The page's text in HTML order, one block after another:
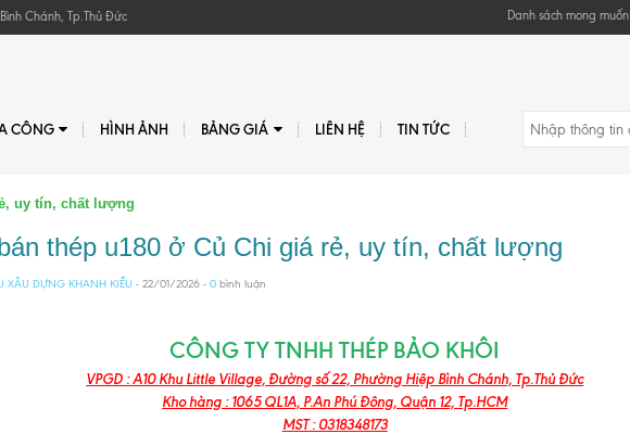
Chánh, Tp.Thủ Đức Danh sách mong muốn
CÔNG HÌNH ẢNH BẢNG GIÁ LIÊN HỆ TIN TỨC
uy tín, chất lượng
thép u180 ở Củ Chi giá rẻ, uy tín, chất lượng
XÂU DỰNG KHANH KIỀU - 22/01/2026 - 0bình luận
CÔNG TY TNHH THÉP BẢO KHÔI
VPGD : A10 Khu Little Village, Đường số 22, Phường Hiệp Bình Chánh, Tp.Thủ Đức
Kho hàng : 1065 QL1A, P.An Phú Đông, Quận 12, Tp.HCM
MST : 0318348173